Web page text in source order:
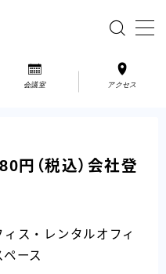
会議室 アクセス
円（税込）会社登
ス・レンタルオフィ
ース